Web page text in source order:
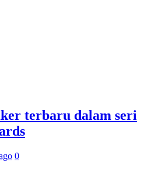
terbaru dalam seri
0